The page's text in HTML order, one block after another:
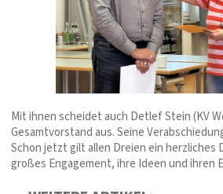
Mit ihnen scheidet auch Detlef Stein (KV
Gesamtvorstand aus. Seine
Schon jetzt gilt allen Dreien ein herzliches
großes Engagement, ihre Ideen und ihren